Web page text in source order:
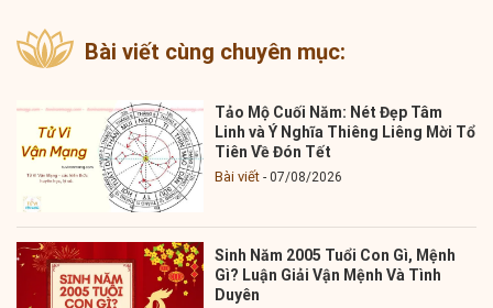
Bài viết cùng chuyên mục:
Tảo Mộ Cuối Năm: Nét Đẹp Tâm
Linh và Ý Nghĩa Thiêng Liêng Mời Tổ
Tiên Về Đón Tết
Bài viết 07/08/2026
Sinh Năm 2005 Tuổi Con Gì, Mệnh
Gì? Luận Giải Vận Mệnh Và Tình
Duyên